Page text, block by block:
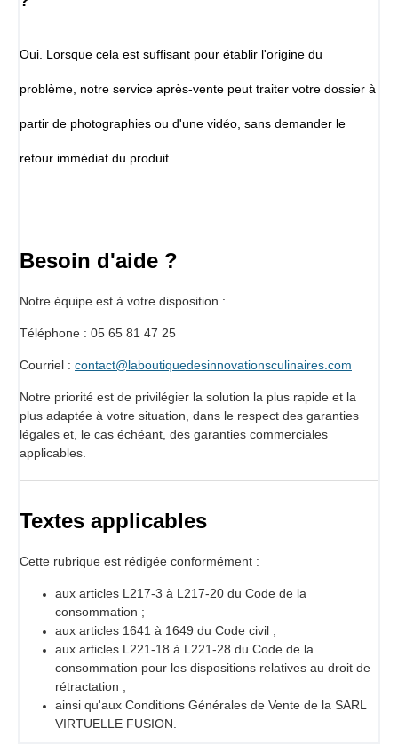
Oui. Lorsque cela est suffisant pour établir l'origine du
problème, notre service après-vente peut traiter votre dossier à
partir de photographies ou d'une vidéo, sans demander le
retour immédiat du produit.
Besoin d'aide ?
Notre équipe est à votre disposition :
Téléphone : 05 65 81 47 25
Courriel : contact@laboutiquedesinnovationsculinaires.com
Notre priorité est de privilégier la solution la plus rapide et la
plus adaptée à votre situation, dans le respect des garanties
légales et, le cas échéant, des garanties commerciales
applicables.
Textes applicables
Cette rubrique est rédigée conformément :
aux articles L217-3 à L217-20 du Code de la
consommation ;
aux articles 1641 à 1649 du Code civil ;
aux articles L221-18 à L221-28 du Code de la
consommation pour les dispositions relatives au droit de
rétractation ;
ainsi qu'aux Conditions Générales de Vente de la SARL
VIRTUELLE FUSION.